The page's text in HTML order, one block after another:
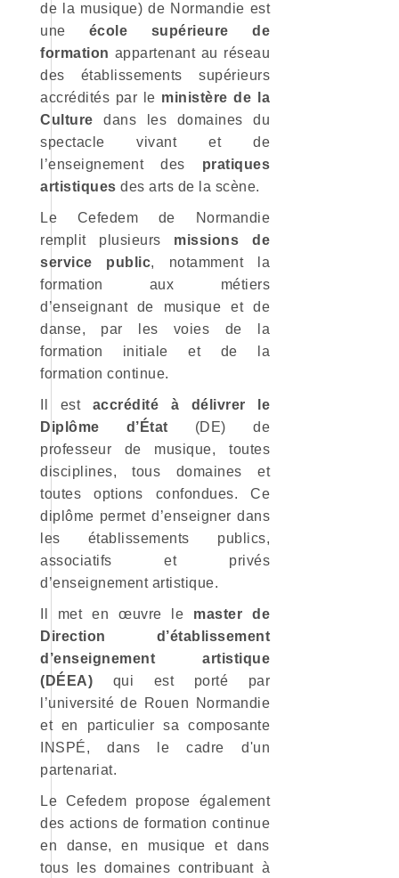
de la musique) de Normandie est
une école supérieure de
formation appartenant au réseau
des établissements supérieurs
accrédités par le ministère de la
Culture dans les domaines du
spectacle vivant et de
l’enseignement des pratiques
artistiques des arts de la scène.
Le Cefedem de Normandie
remplit plusieurs missions de
service public, notamment la
formation aux métiers
d’enseignant de musique et de
danse, par les voies de la
formation initiale et de la
formation continue.
Il est accrédité à délivrer le
Diplôme d’État (DE) de
professeur de musique, toutes
disciplines, tous domaines et
toutes options confondues. Ce
diplôme permet d’enseigner dans
les établissements publics,
associatifs et privés
d’enseignement artistique.
Il met en œuvre le master de
Direction d’établissement
d’enseignement artistique
(DÉEA) qui est porté par
l’université de Rouen Normandie
et en particulier sa composante
INSPÉ, dans le cadre d'un
partenariat.
Le Cefedem propose également
des actions de formation continue
en danse, en musique et dans
tous les domaines contribuant à